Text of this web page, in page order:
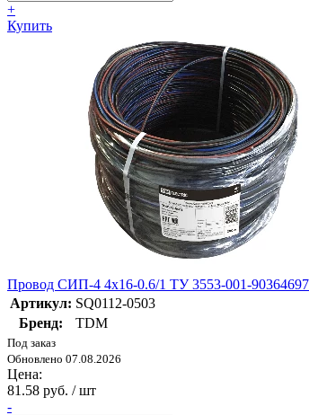
+
Купить
Провод СИП-4 4х16-0.6/1 ТУ 3553-001-
Артикул: SQ0112-0503
Бренд:
TDM
Под заказ
Обновлено 07.08.2026
Цена:
81.58 руб. / шт
-